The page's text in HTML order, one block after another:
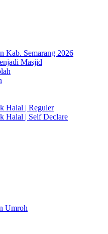
Kab. Semarang 2026
Masjid
Halal | Reguler
Halal | Self Declare
Umroh